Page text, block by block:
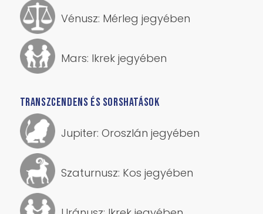
Vénusz: Mérleg jegyében
Mars: Ikrek jegyében
TRANSZCENDENS ÉS SORSHATÁSOK
Jupiter: Oroszlán jegyében
Szaturnusz: Kos jegyében